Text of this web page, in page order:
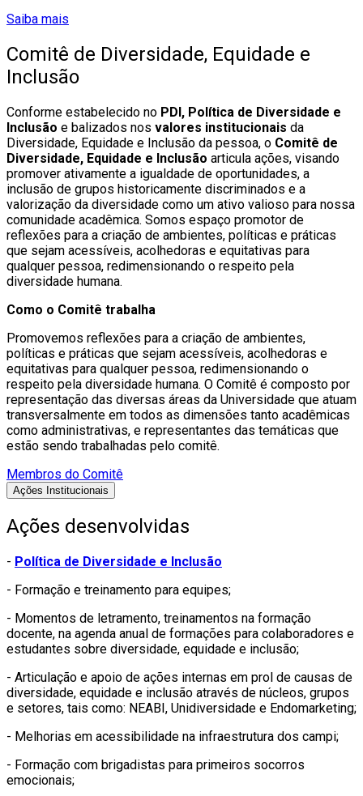
Saiba mais
Comitê de Diversidade, Equidade e
Inclusão
Conforme estabelecido no PDI, Política de Diversidade e
Inclusão e balizados nos valores institucionais da
Diversidade, Equidade e Inclusão da pessoa, o Comitê de
Diversidade, Equidade e Inclusão articula ações, visando
promover ativamente a igualdade de oportunidades, a
inclusão de grupos historicamente discriminados e a
valorização da diversidade como um ativo valioso para nossa
comunidade acadêmica. Somos espaço promotor de
reflexões para a criação de ambientes, políticas e práticas
que sejam acessíveis, acolhedoras e equitativas para
qualquer pessoa, redimensionando o respeito pela
diversidade humana.
Como o Comitê trabalha
Promovemos reflexões para a criação de ambientes,
políticas e práticas que sejam acessíveis, acolhedoras e
equitativas para qualquer pessoa, redimensionando o
respeito pela diversidade humana. O Comitê é composto por
representação das diversas áreas da Universidade que atuam
transversalmente em todos as dimensões tanto acadêmicas
como administrativas, e representantes das temáticas que
estão sendo trabalhadas pelo comitê.
Membros do Comitê
Ações Institucionais
Ações desenvolvidas
- Política de Diversidade e Inclusão
- Formação e treinamento para equipes;
- Momentos de letramento, treinamentos na formação
docente, na agenda anual de formações para colaboradores e
estudantes sobre diversidade, equidade e inclusão;
- Articulação e apoio de ações internas em prol de causas de
diversidade, equidade e inclusão através de núcleos, grupos
e setores, tais como: NEABI, Unidiversidade e Endomarketing;
- Melhorias em acessibilidade na infraestrutura dos campi;
- Formação com brigadistas para primeiros socorros
emocionais;